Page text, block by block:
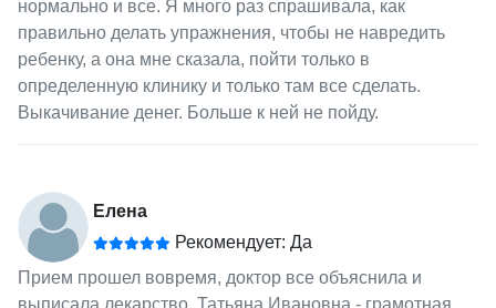
нормально и все. Я много раз спрашивала, как
правильно делать упражнения, чтобы не навредить
ребенку, а она мне сказала, пойти только в
определенную клинику и только там все сделать.
Выкачивание денег. Больше к ней не пойду.
Елена
Рекомендует: Да
Прием прошел вовремя, доктор все объяснила и
выписала лекарство. Татьяна Ивановна - грамотная